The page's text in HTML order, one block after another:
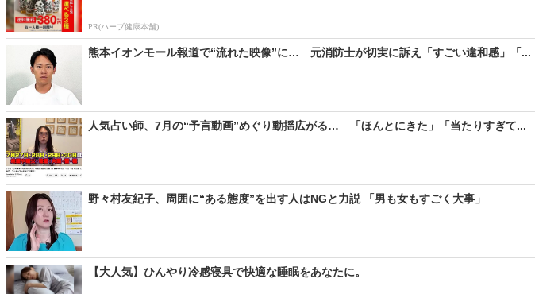
PR(ハーブ健康本舗)
熊本イオンモール報道で“流れた映像”に… 元消防士が切実に訴え「すごい違和感」「...
人気占い師、7月の“予言動画”めぐり動揺広がる… 「ほんとにきた」「当たりすぎて...
野々村友紀子、周囲に“ある態度”を出す人はNGと力説 「男も女もすごく大事」
【大人気】ひんやり冷感寝具で快適な睡眠をあなたに。